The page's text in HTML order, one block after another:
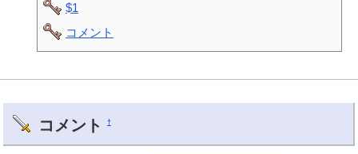
$1
コメント
コメント †